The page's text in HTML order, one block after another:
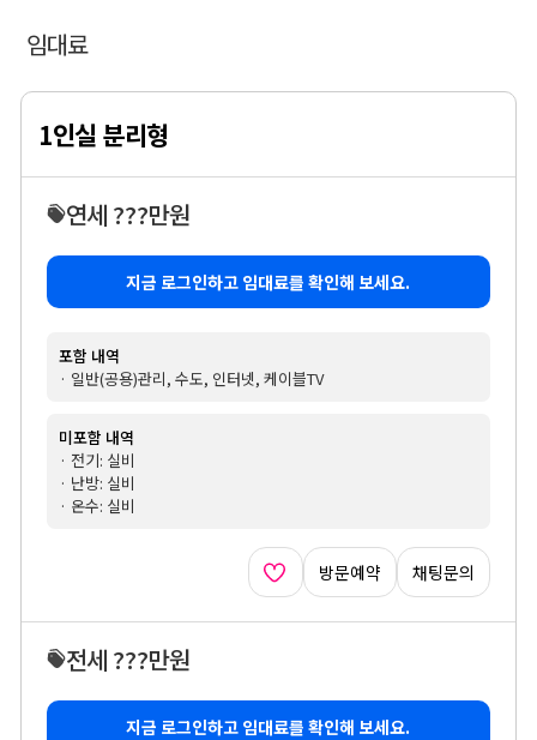
임대료
1인실 분리형
연세 ???만원
지금 로그인하고 임대료를 확인해 보세요.
포함 내역
· 일반(공용)관리, 수도, 인터넷, 케이블TV
미포함 내역
· 전기: 실비
· 난방: 실비
· 온수: 실비
방문예약 채팅문의
전세 ???만원
지금 로그인하고 임대료를 확인해 보세요.